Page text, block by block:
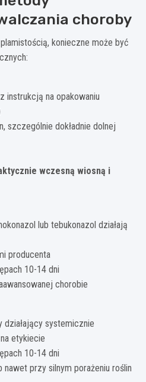
choroby
konieczne może być
na opakowaniu
szczególnie dokładnie dolnej
wczesną wiosną i
lub tebukonazol działają
producenta
10-14 dni
chorobie
systemicznie
etykiecie
10-14 dni
przy silnym porażeniu roślin